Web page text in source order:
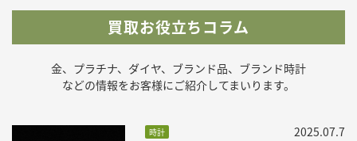
買取お役立ちコラム
金、プラチナ、ダイヤ、ブランド品、ブランド時計
などの情報をお客様にご紹介してまいります。
時計 2025.07.7